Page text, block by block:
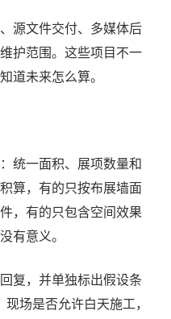
源文件交付、多媒体后
护范围。这些项目不一
道未来怎么算。
统一面积、展项数量和
算，有的只按布展墙面
，有的只包含空间效果
有意义。
复，并单独标出假设条
场是否允许白天施工，